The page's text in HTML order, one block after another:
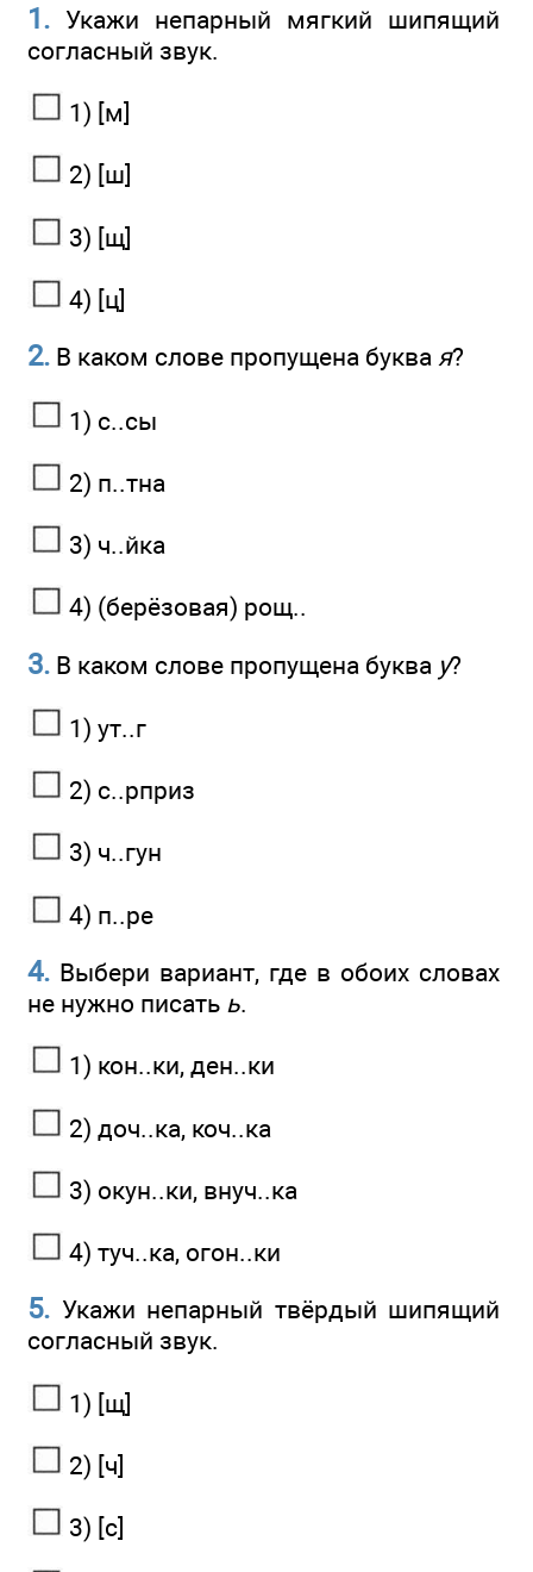
1. Укажи непарный мягкий шипящий
согласный звук.
1) [м]
2) [ш]
3) [щ]
4) [ц]
2. В каком слове пропущена буква я?
1) с..сы
2) п..тна
3) ч..йка
4) (берёзовая) рощ..
3. В каком слове пропущена буква у?
1) ут..г
2) с..рприз
3) ч..гун
4) п..ре
4. Выбери вариант, где в обоих словах
не нужно писать ь.
1) кон..ки, ден..ки
2) доч..ка, коч..ка
3) окун..ки, внуч..ка
4) туч..ка, огон..ки
5. Укажи непарный твёрдый шипящий
согласный звук.
1) [щ]
2) [ч]
3) [с]